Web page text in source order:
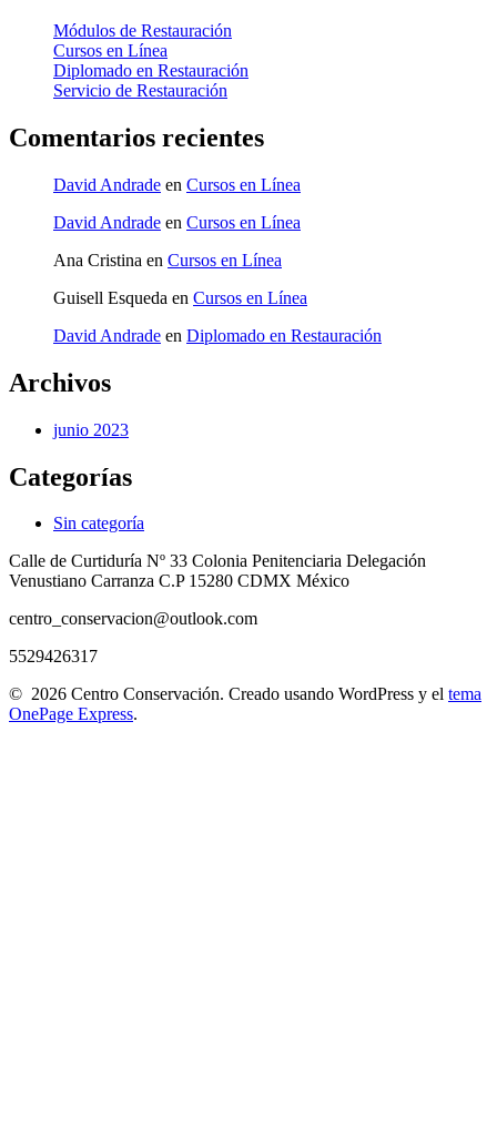
Módulos de Restauración
Cursos en Línea
Diplomado en Restauración
Servicio de Restauración
Comentarios recientes
David Andrade en Cursos en Línea
David Andrade en Cursos en Línea
Ana Cristina en Cursos en Línea
Guisell Esqueda en Cursos en Línea
David Andrade en Diplomado en Restauración
Archivos
junio 2023
Categorías
Sin categoría
Calle de Curtiduría Nº 33 Colonia Penitenciaria Delegación
Venustiano Carranza C.P 15280 CDMX México
centro_conservacion@outlook.com
5529426317
© 2026 Centro Conservación. Creado usando WordPress y el tema
OnePage Express.